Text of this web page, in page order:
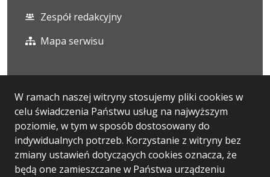
W ramach naszej witryny stosujemy pliki cookies w
celu świadczenia Państwu usług na najwyższym
poziomie, w tym w sposób dostosowany do
indywidualnych potrzeb. Korzystanie z witryny bez
zmiany ustawień dotyczących cookies oznacza, że
będą one zamieszczane w Państwa urządzeniu
Zespół redakcyjny
Mapa serwisu
Statystyki oglądalności
Ostatnio dodane
RODO